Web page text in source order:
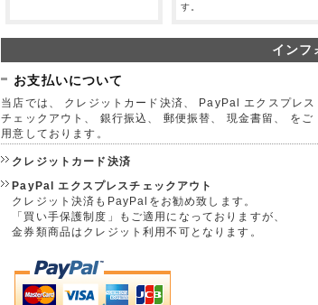
す。
インフ
お支払いについて
当店では、 クレジットカード決済、 PayPal エクスプレス
チェックアウト、 銀行振込、 郵便振替、 現金書留、 をご
用意しております。
クレジットカード決済
PayPal エクスプレスチェックアウト
クレジット決済もPayPalをお勧め致します。
「買い手保護制度」もご適用になっておりますが、
金券類商品はクレジット利用不可となります。